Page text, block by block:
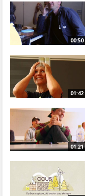
00:50
01:42
01:21